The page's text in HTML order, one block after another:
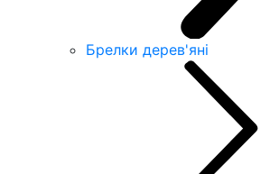
Брелки дерев'яні